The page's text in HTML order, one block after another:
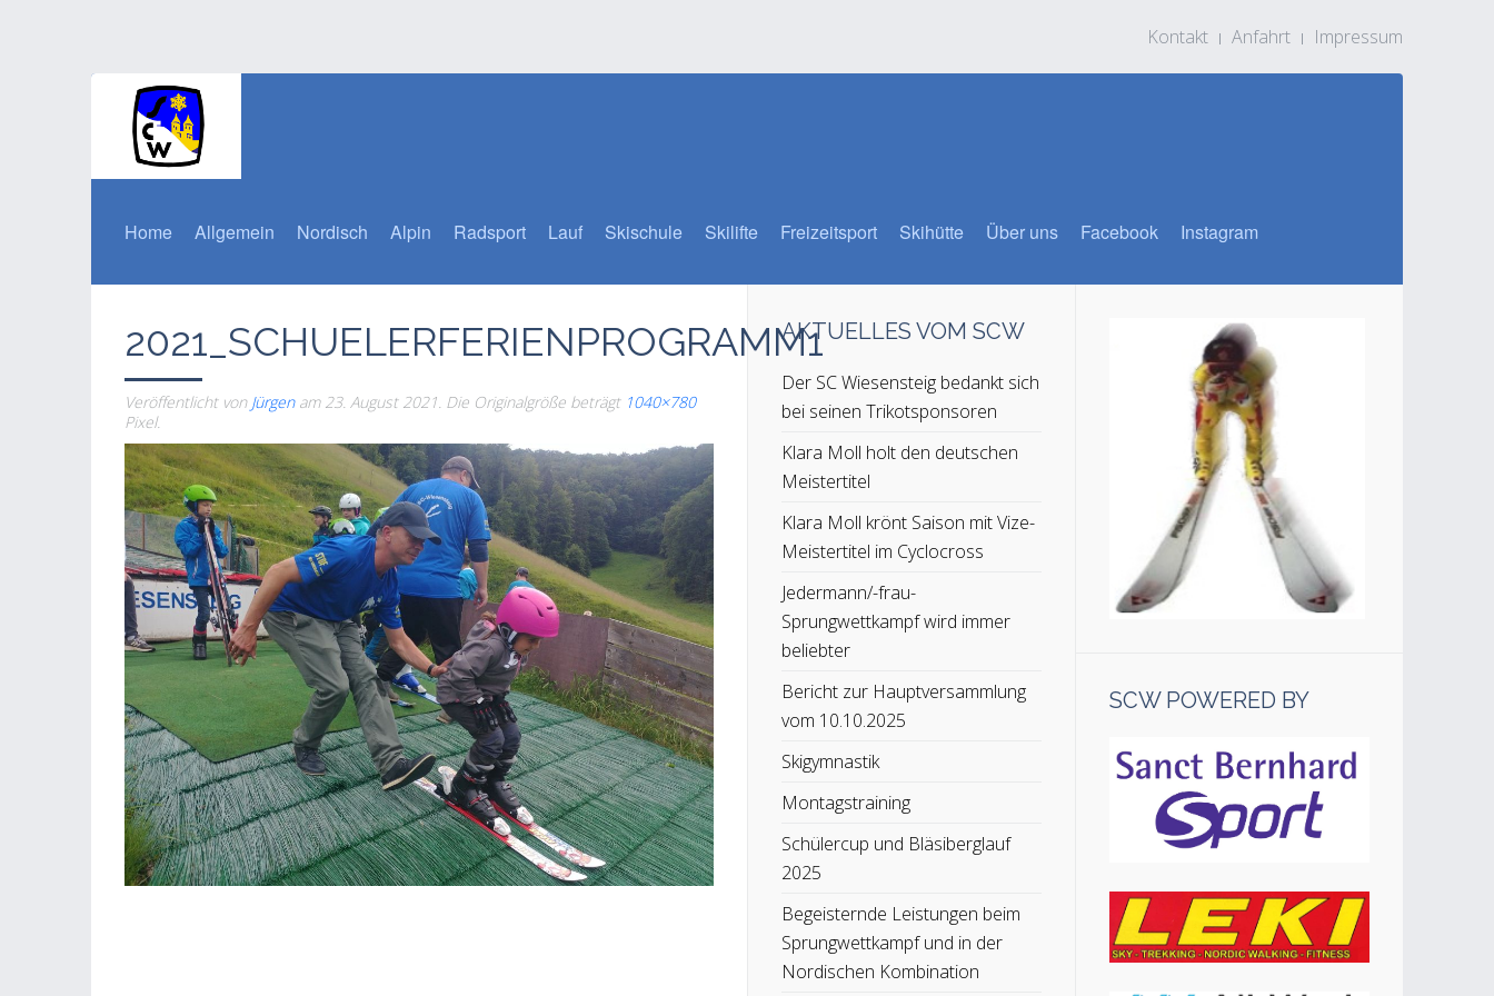
Kontakt Anfahrt Impressum
Home Allgemein Nordisch Alpin Radsport Lauf Skischule Skilifte Freizeitsport Skihütte Über uns Facebook Instagram
2021_SCHUELERFERIENPROGRAMM1
Veröffentlicht von Jürgenam 23. August 2021. Die Originalgröße beträgt 1040×780
Pixel.
AKTUELLES VOM SCW
Der SC Wiesensteig bedankt sich
bei seinen Trikotsponsoren
Klara Moll holt den deutschen
Meistertitel
Klara Moll krönt Saison mit Vize-
Meistertitel im Cyclocross
Jedermann/-frau-
Sprungwettkampf wird immer
beliebter
Bericht zur Hauptversammlung
vom 10.10.2025
Skigymnastik
Montagstraining
Schülercup und Bläsiberglauf
2025
Begeisternde Leistungen beim
Sprungwettkampf und in der
Nordischen Kombination
SCW POWERED BY